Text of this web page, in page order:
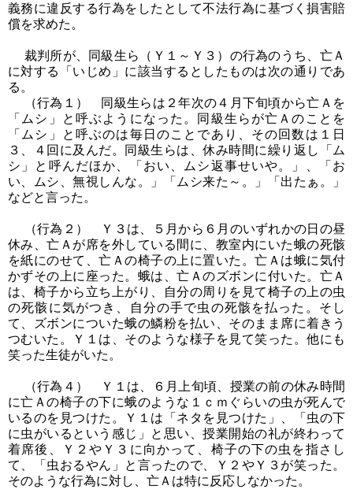
義務に違反する行為をしたとして不法行為に基づく損害賠
償を求めた。
裁判所が、同級生ら（Ｙ１～Ｙ３）の行為のうち、亡Ａ
に対する「いじめ」に該当するとしたものは次の通りであ
る。
（行為１） 同級生らは２年次の４月下旬頃から亡Ａを
「ムシ」と呼ぶようになった。同級生らが亡Ａのことを
「ムシ」と呼ぶのは毎日のことであり、その回数は１日
３、４回に及んだ。同級生らは、休み時間に繰り返し「ム
シ」と呼んだほか、「おい、ムシ返事せいや。」、「お
い、ムシ、無視しんな。」「ムシ来た～。」「出たぁ。」
などと言った。
（行為２） Ｙ３は、５月から６月のいずれかの日の昼
休み、亡Ａが席を外している間に、教室内にいた蛾の死骸
を紙にのせて、亡Ａの椅子の上に置いた。亡Ａは蛾に気付
かずその上に座った。蛾は、亡Ａのズボンに付いた。亡Ａ
は、椅子から立ち上がり、自分の周りを見て椅子の上の虫
の死骸に気がつき、自分の手で虫の死骸を払った。そし
て、ズボンについた蛾の鱗粉を払い、そのまま席に着きう
つむいた。Ｙ１は、そのような様子を見て笑った。他にも
笑った生徒がいた。
（行為４） Ｙ１は、６月上旬頃、授業の前の休み時間
に亡Ａの椅子の下に蛾のような１ｃｍぐらいの虫が死んで
いるのを見つけた。Ｙ１は「ネタを見つけた」、「虫の下
に虫がいるという感じ」と思い、授業開始の礼が終わって
着席後、Ｙ２やＹ３に向かって、椅子の下の虫を指さし
て、「虫おるやん」と言ったので、Ｙ２やＹ３が笑った。
そのような行為に対し、亡Ａは特に反応しなかった。